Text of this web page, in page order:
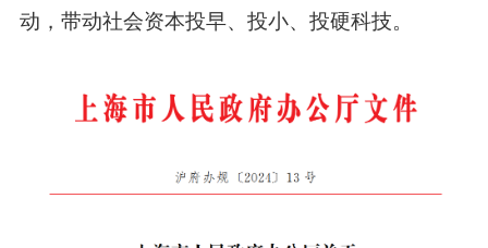
动，带动社会资本投早、投小、投硬科技。